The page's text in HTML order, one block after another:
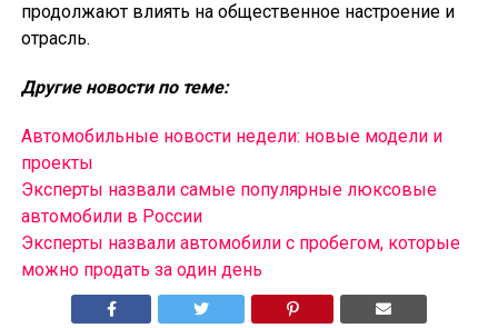
продолжают влиять на общественное настроение и
отрасль.
Другие новости по теме:
Автомобильные новости недели: новые модели и
проекты
Эксперты назвали самые популярные люксовые
автомобили в России
Эксперты назвали автомобили с пробегом, которые
можно продать за один день